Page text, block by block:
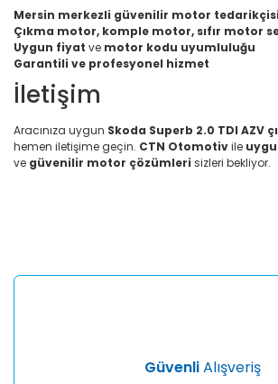
Mersin merkezli güvenilir motor tedarikçisi
Çıkma motor, komple motor, sıfır motor
Uygun fiyat ve motor kodu uyumluluğu
Garantili ve profesyonel hizmet
İletişim
Aracınıza uygun Skoda Superb 2.0 TDI AZV
hemen iletişime geçin. CTN Otomotivile
ve güvenilir motor çözümleri sizleri bekliyor.
Yorum Yaz
Ürün fiyatı diğer sitelerden daha pahalı.
GüvenliAlışveriş